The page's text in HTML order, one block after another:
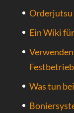
Orderjutsu
Ein Wiki
Festbetrieb
Was tun